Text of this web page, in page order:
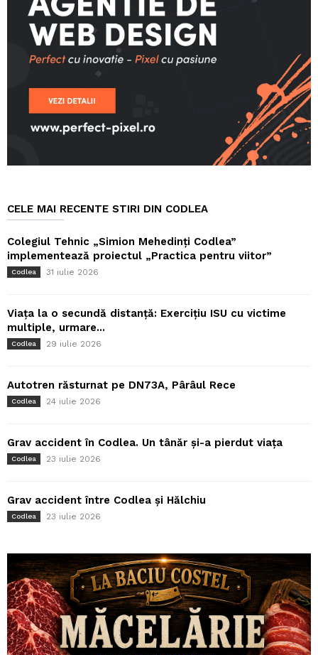
CELE MAI RECENTE STIRI DIN CODLEA
Colegiul Tehnic „Simion Mehedinți Codlea”
implementează proiectul „Practica pentru viitor”
Codlea 31 iulie 2026
Viața la o secundă distanță: Exercițiu ISU cu victime
multiple, urmare...
Codlea 29 iulie 2026
Autotren răsturnat pe DN73A, Pârâul Rece
Codlea 24 iulie 2026
Grav accident în Codlea. Un tânăr și-a pierdut viața
Codlea 23 iulie 2026
Grav accident între Codlea și Hălchiu
Codlea 23 iulie 2026